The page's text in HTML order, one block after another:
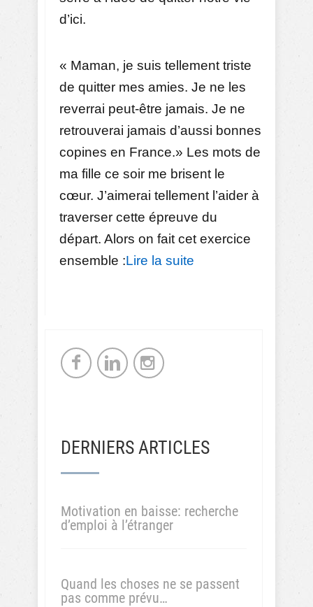
d’ici.
« Maman, je suis tellement triste
de quitter mes amies. Je ne les
reverrai peut-être jamais. Je ne
retrouverai jamais d’aussi bonnes
copines en France.» Les mots de
ma fille ce soir me brisent le
cœur. J’aimerai tellement l’aider à
traverser cette épreuve du
départ. Alors on fait cet exercice
ensemble :Lire la suite
DERNIERS ARTICLES
Motivation en baisse: recherche
d’emploi à l’étranger
Quand les choses ne se passent
pas comme prévu…